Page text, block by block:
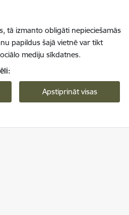
tā izmanto obligāti nepieciešamās
papildus šajā vietnē var tikt
mediju sīkdatnes.
Apstiprināt visas